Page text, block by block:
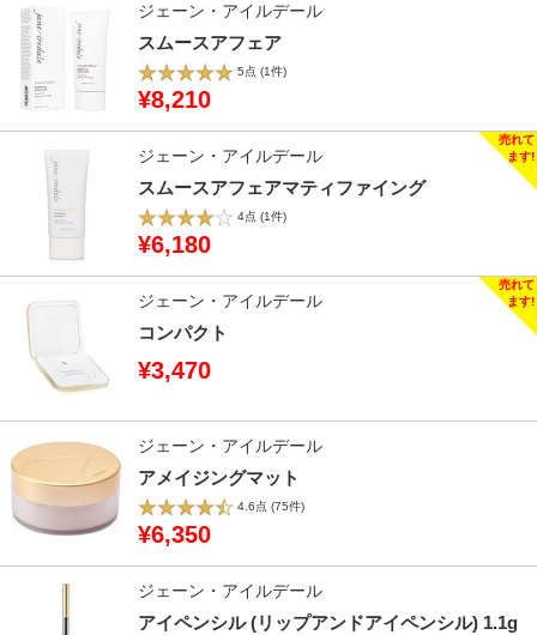
ジェーン・アイルデール
スムースアフェア
5点 (1件)
¥8,210
ジェーン・アイルデール
スムースアフェアマティファイング
4点 (1件)
¥6,180
ジェーン・アイルデール
コンパクト
¥3,470
ジェーン・アイルデール
アメイジングマット
4.6点 (75件)
¥6,350
ジェーン・アイルデール
アイペンシル (リップアンドアイペンシル) 1.1g